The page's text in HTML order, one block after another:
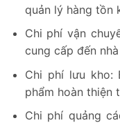
quản lý hàng tồn
Chi phí vận
cung cấp đến
Chi phí lưu kho:
phẩm hoàn thiện
Chi phí quảng